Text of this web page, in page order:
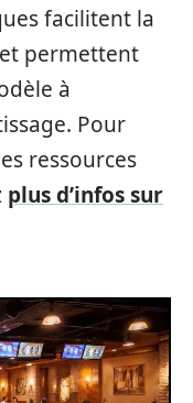
facilitent la
permettent
à
Pour
ressources
plus d’infos sur